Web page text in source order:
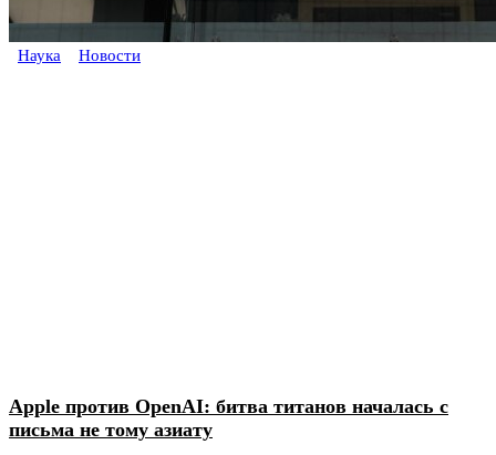
Наука Новости
Apple против OpenAI: битва титанов началась с
письма не тому азиату